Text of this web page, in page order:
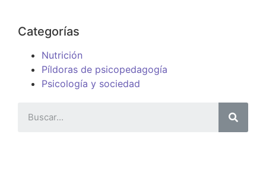
Categorías
Nutrición
Píldoras de psicopedagogía
Psicología y sociedad